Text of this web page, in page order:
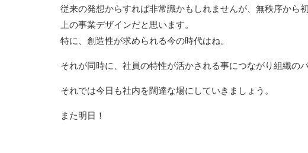
従来の発想からすれば非常識かもしれませんが、無秩序から
上の事業デザインだと思います。
特に、創造性が求められる今の時代はね。
それが同時に、社員の特性が活かされる事につながり組織の
それでは今日も社内を闊達な場にしていきましょう。
また明日！